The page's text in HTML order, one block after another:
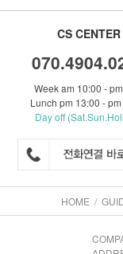
CS CENTER
Week am 10:00 -
Lunch pm 13:00 -
Day off
HOME /